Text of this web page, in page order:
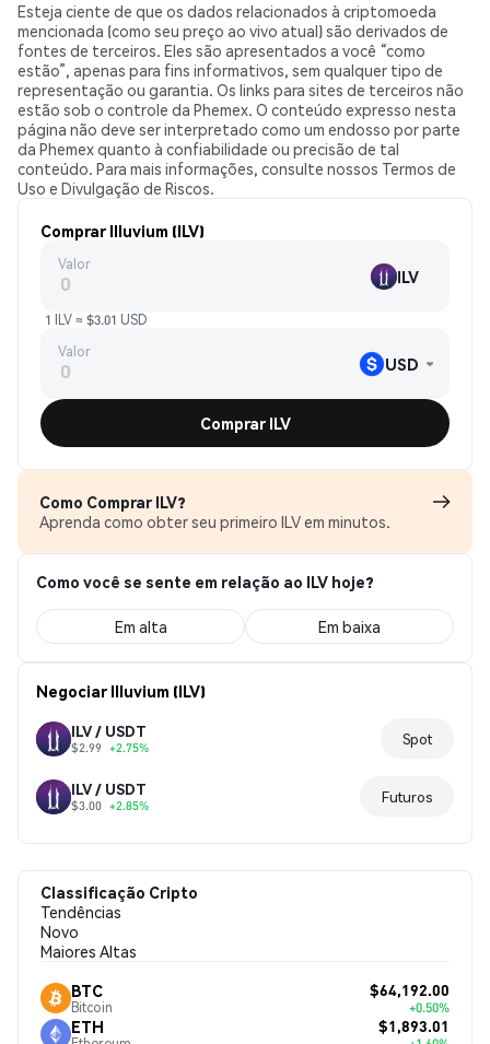
Esteja ciente de que os dados relacionados à criptomoeda
mencionada (como seu preço ao vivo atual) são derivados de
fontes de terceiros. Eles são apresentados a você “como
estão”, apenas para fins informativos, sem qualquer tipo de
representação ou garantia. Os links para sites de terceiros não
estão sob o controle da Phemex. O conteúdo expresso nesta
página não deve ser interpretado como um endosso por parte
da Phemex quanto à confiabilidade ou precisão de tal
conteúdo. Para mais informações, consulte nossos Termos de
Uso e Divulgação de Riscos.
Comprar Illuvium (ILV)
Valor
ILV
1 ILV ≈ $3.01 USD
Valor
USD
Comprar ILV
Como Comprar ILV?
Aprenda como obter seu primeiro ILV em minutos.
Como você se sente em relação ao ILV hoje?
Em alta Em baixa
Negociar Illuvium (ILV)
ILV / USDT
$2.99 +2.75% Spot
ILV / USDT
$3.00 +2.85% Futuros
Classificação Cripto
Tendências
Novo
Maiores Altas
BTC
Bitcoin
$64,192.00
+0.50%
ETH $1,893.01